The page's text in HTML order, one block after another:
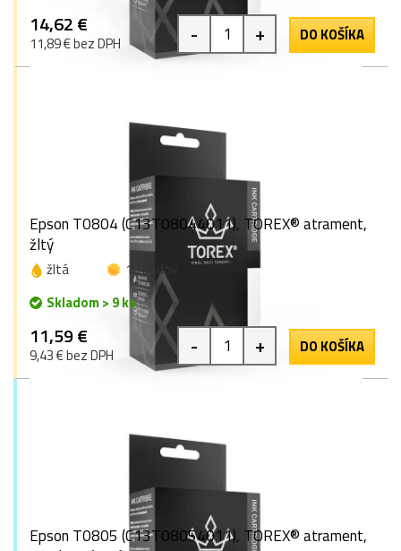
14,62 €
11,89 € bez DPH - + DO KOŠÍKA
Epson T0804 (C13T08044011), TOREX® atrament,
žltý
žltá
16 bodov
Skladom > 9 ks
11,59 €
9,43 € bez DPH - + DO KOŠÍKA
Epson T0805 (C13T08054011), TOREX® atrament,